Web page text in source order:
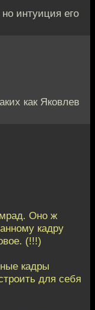
интуиция его
как Яковлев
Оно ж
кадру
(!!!)
кадры
для себя